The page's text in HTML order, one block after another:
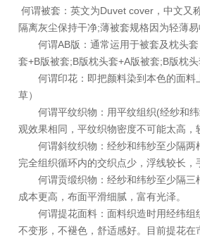
何谓被套：英文为Duvet cover，中文又
隔离灰尘保持干净;薄被套规格因为轻薄
何谓AB版：通常运用于被套及枕头套
套+B版被套;B版枕头套+A版被套;B版枕头
何谓印花：即把颜料染到本色的面料
草）
何谓平纹织物：用平纹组织(经纱和纬
观效果相同，平纹织物密度不可能太高
何谓斜纹织物：经纱和纬纱至少隔两
完全组织循环内的交织点少，浮线较长
何谓贡缎织物：经纱和纬纱至少隔三
成本更高，布面平滑细腻，富有光泽。
何谓提花面料：面料织造时用经纬组
不变形，不褪色，舒适感好。目前提花